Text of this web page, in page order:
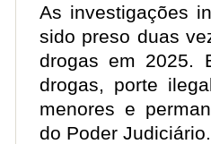
As investigações
sido preso duas
drogas em 2025.
drogas, porte
menores e
do Poder